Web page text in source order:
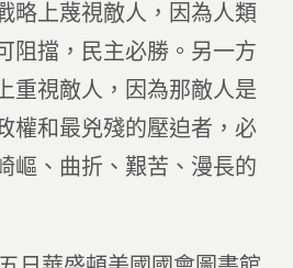
上蔑視敵人，因為人類
阻擋，民主必勝。另一方
重視敵人，因為那敵人是
權和最兇殘的壓迫者，必
嶇、曲折、艱苦、漫長的